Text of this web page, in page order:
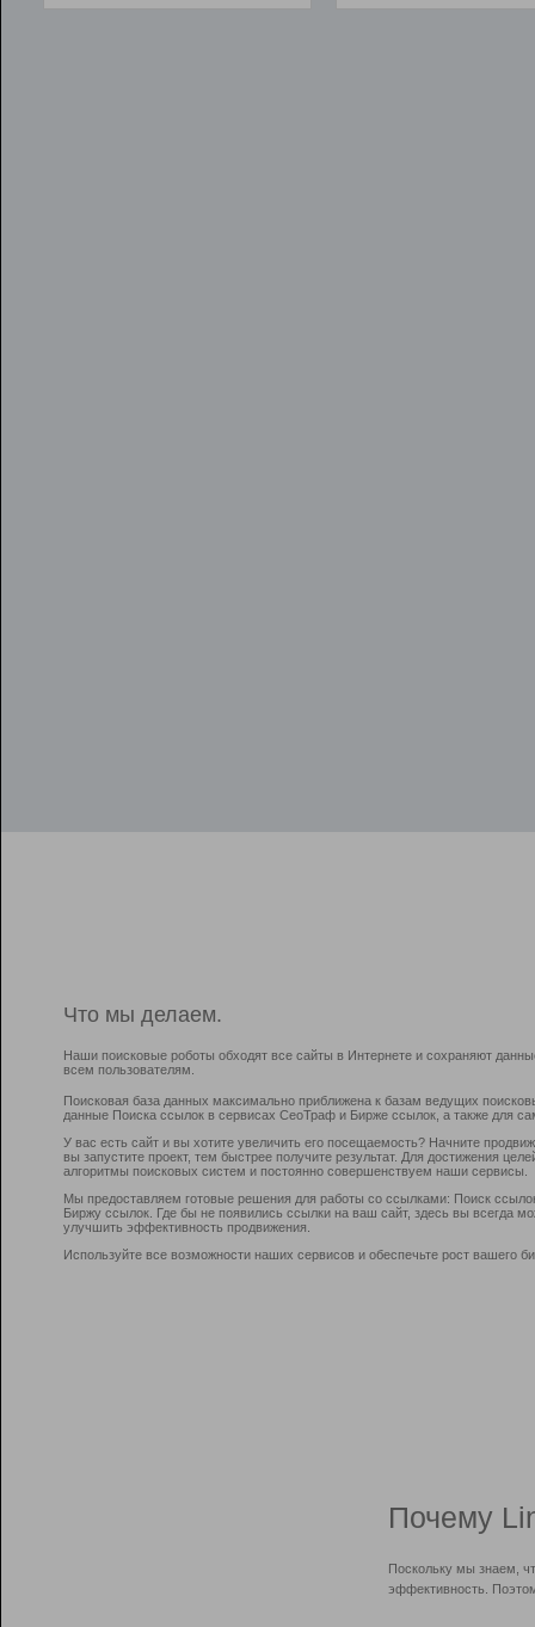
Что мы делаем.
Наши поисковые роботы обходят все сайты в Интернете и сохраняют
всем пользователям.
Поисковая база данных максимально приближена к базам ведущих
данные Поиска ссылок в сервисах СеоТраф и Бирже ссылок, а также для
У вас есть сайт и вы хотите увеличить его посещаемость? Начните
вы запустите проект, тем быстрее получите результат. Для достижения
алгоритмы поисковых систем и постоянно совершенствуем наши сервисы.
Мы предоставляем готовые решения для работы со ссылками: Поиск
Биржу ссылок. Где бы не появились ссылки на ваш сайт, здесь вы всегда
улучшить эффективность продвижения.
Используйте все возможности наших сервисов и обеспечьте рост вашего
Почему
Поскольку мы знаем,
эффективность.